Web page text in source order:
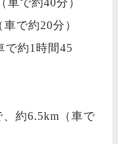
車で約40分）
で約20分）
で約1時間45
約6.5km（車で